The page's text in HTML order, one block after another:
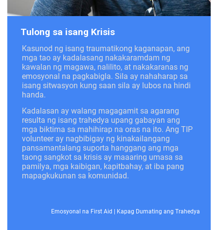
Tulong sa isang Krisis
Kasunod ng isang traumatikong kaganapan, ang
mga tao ay kadalasang nakakaramdam ng
kawalan ng magawa, nalilito, at nakakaranas ng
emosyonal na pagkabigla. Sila ay nahaharap sa
isang sitwasyon kung saan sila ay lubos na hindi
handa.
Kadalasan ay walang magagamit sa agarang
resulta ng isang trahedya upang gabayan ang
mga biktima sa mahihirap na oras na ito. Ang TIP
volunteer ay nagbibigay ng kinakailangang
pansamantalang suporta hanggang ang mga
taong sangkot sa krisis ay maaaring umasa sa
pamilya, mga kaibigan, kapitbahay, at iba pang
mapagkukunan sa komunidad.
Emosyonal na First Aid | Kapag Dumating ang Trahedya